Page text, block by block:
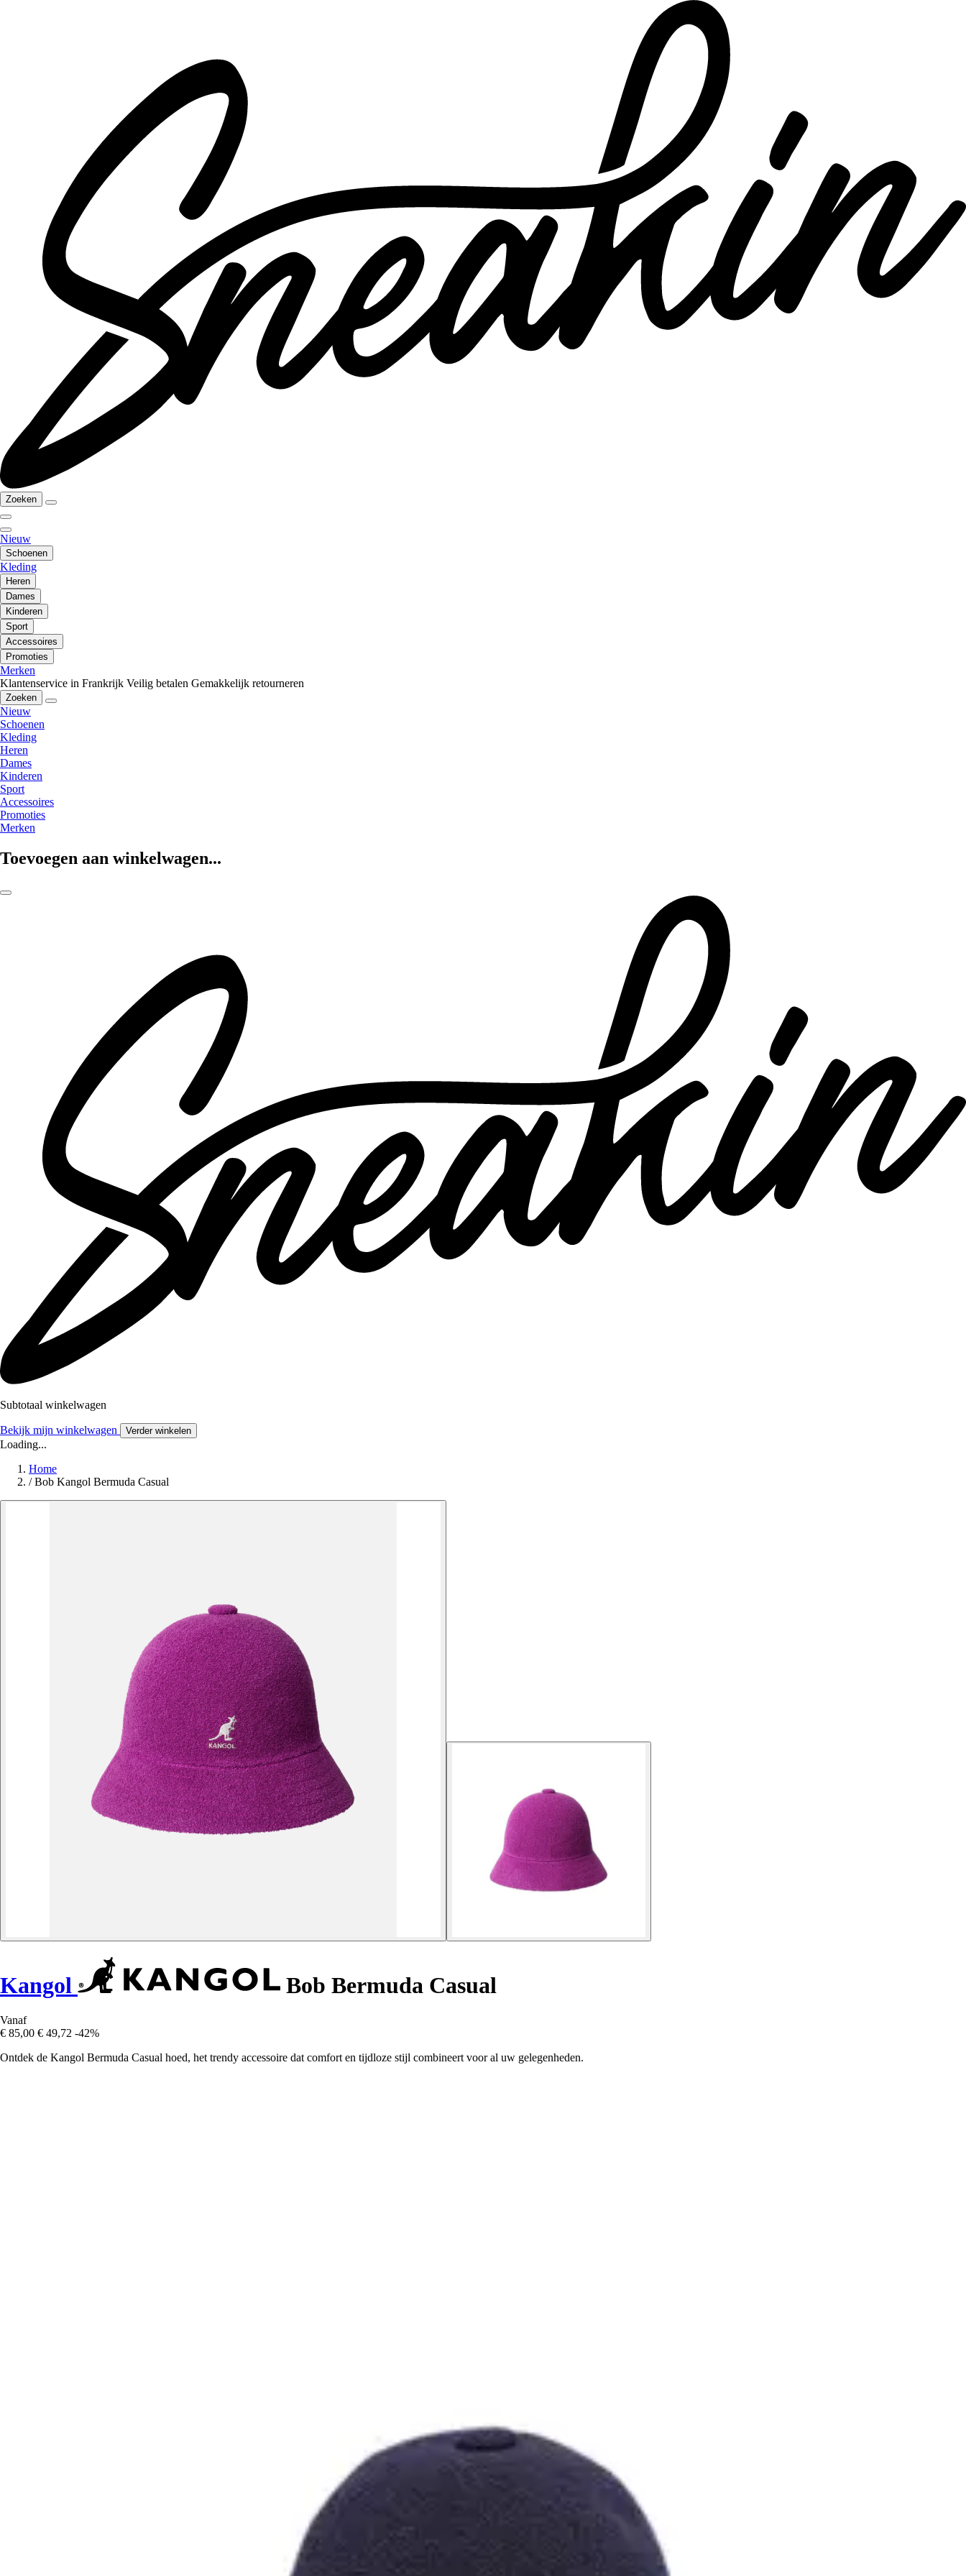
Zoeken
Nieuw
Schoenen
Kleding
Heren
Dames
Kinderen
Sport
Accessoires
Promoties
Merken
Klantenservice in Frankrijk Veilig betalen Gemakkelijk retourneren
Zoeken
Nieuw
Schoenen
Kleding
Heren
Dames
Kinderen
Sport
Accessoires
Promoties
Merken
Toevoegen aan winkelwagen...
Subtotaal winkelwagen
Bekijk mijn winkelwagen Verder winkelen
Loading...
Home
/ Bob Kangol Bermuda Casual
Kangol Bob Bermuda Casual
Vanaf
€ 85,00 € 49,72 -42%
Ontdek de Kangol Bermuda Casual hoed, het trendy accessoire dat comfort en tijdloze stijl combineert voor al uw gelegenheden.